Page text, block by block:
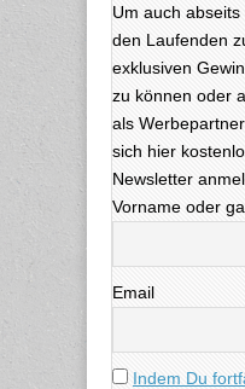
Um auch
den Laufenden
exklusiven
zu können oder
als
sich hier
Newsletter
Vorname oder
Email
Indem Du